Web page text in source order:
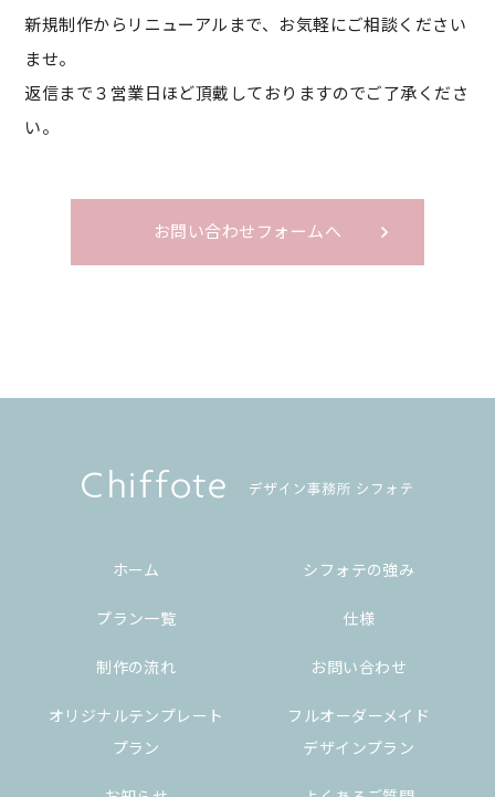
新規制作からリニューアルまで、お気軽にご相談ください
ませ。
返信まで３営業日ほど頂戴しておりますのでご了承くださ
い。
お問い合わせフォームへ
ホーム シフォテの強み
プラン一覧 仕様
制作の流れ お問い合わせ
オリジナルテンプレート
プラン
フルオーダーメイド
デザインプラン